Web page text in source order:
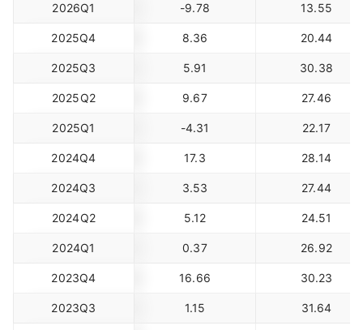
2026Q1 -9.78 13.55
2025Q4 8.36 20.44
2025Q3 5.91 30.38
2025Q2 9.67 27.46
2025Q1 -4.31 22.17
2024Q4 17.3 28.14
2024Q3 3.53 27.44
2024Q2 5.12 24.51
2024Q1 0.37 26.92
2023Q4 16.66 30.23
2023Q3 1.15 31.64